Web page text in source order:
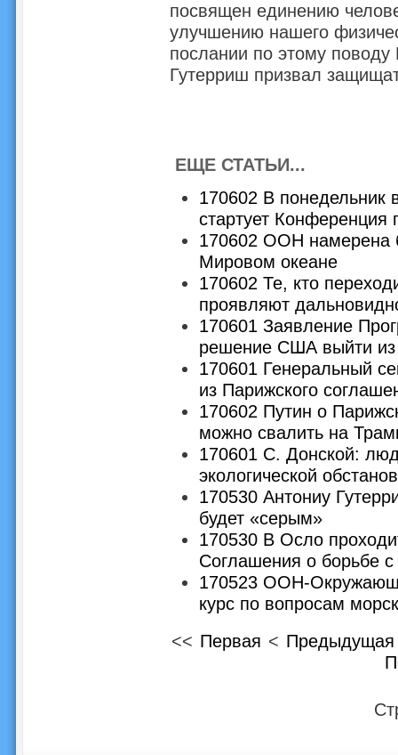
посвящен единению
улучшению нашего
послании по этому
Гутерриш призвал
ЕЩЕ СТАТЬИ...
170602 В
стартует Конференция
170602 ООН намерена
Мировом океане
170602 Те, кто
проявляют
170601 Заявление
решение США выйти из
170601 Генеральный
из Парижского
170602 Путин о
можно свалить на
170601 С. Донской:
экологической
170530 Антониу
будет «серым»
170530 В Осло
Соглашения о борьбе
170523 ООН-
курс по вопросам
<< Первая < Предыдущая